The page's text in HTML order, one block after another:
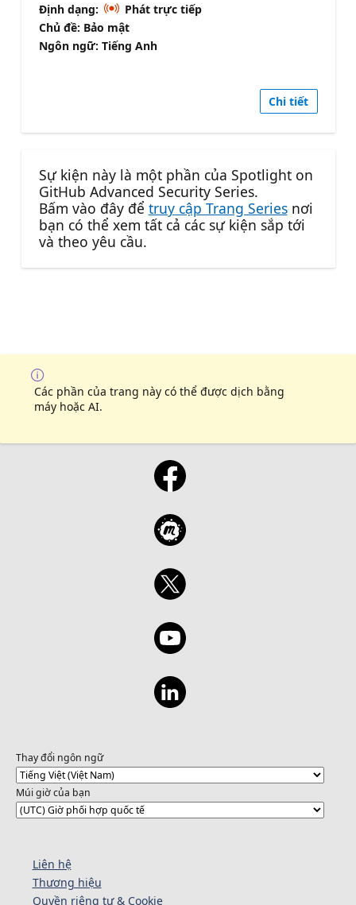
Định dạng:
Phát trực tiếp
Chủ đề: Bảo mật
Ngôn ngữ: Tiếng Anh
Chi tiết
Sự kiện này là một phần của Spotlight on
GitHub Advanced Security Series.
Bấm vào đây để truy cập Trang Seriesnơi
bạn có thể xem tất cả các sự kiện sắp tới
và theo yêu cầu.
Các phần của trang này có thể được dịch bằng
máy hoặc AI.
Thay đổi ngôn ngữ
Múi giờ của bạn
Liên hệ
Thương hiệu
Quyền riêng tư & Cookie